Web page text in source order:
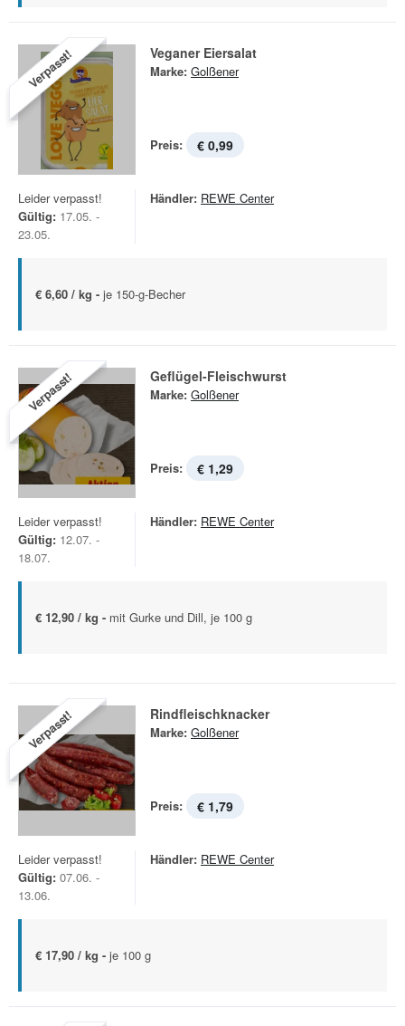
Verpasst! Veganer Eiersalat
Marke: Golßener
Preis: € 0,99
Leider verpasst!
Gültig: 17.05. -
23.05.
Händler: REWE Center
€ 6,60 / kg - je 150-g-Becher
Verpasst! Geflügel-Fleischwurst
Marke: Golßener
Preis: € 1,29
Leider verpasst!
Gültig: 12.07. -
18.07.
Händler: REWE Center
€ 12,90 / kg - mit Gurke und Dill, je 100 g
Verpasst! Rindfleischknacker
Marke: Golßener
Preis: € 1,79
Leider verpasst!
Gültig: 07.06. -
13.06.
Händler: REWE Center
€ 17,90 / kg - je 100 g